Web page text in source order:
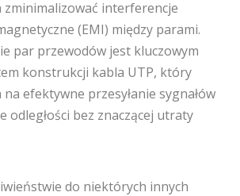
zminimalizować interferencje
(EMI) między parami.
par przewodów jest kluczowym
konstrukcji kabla UTP, który
na efektywne przesyłanie sygnałów
odległości bez znaczącej utraty
do niektórych innych